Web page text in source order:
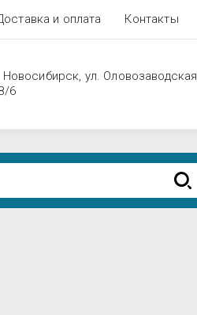
и оплата Контакты
Новосибирск, ул. Оловозаводская
6